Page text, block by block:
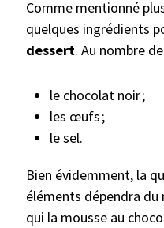
Comme mentionné
quelques ingrédients
dessert. Au nombre
le chocolat noir ;
les œufs ;
le sel.
Bien évidemment, la
éléments dépendra du
qui la mousse au